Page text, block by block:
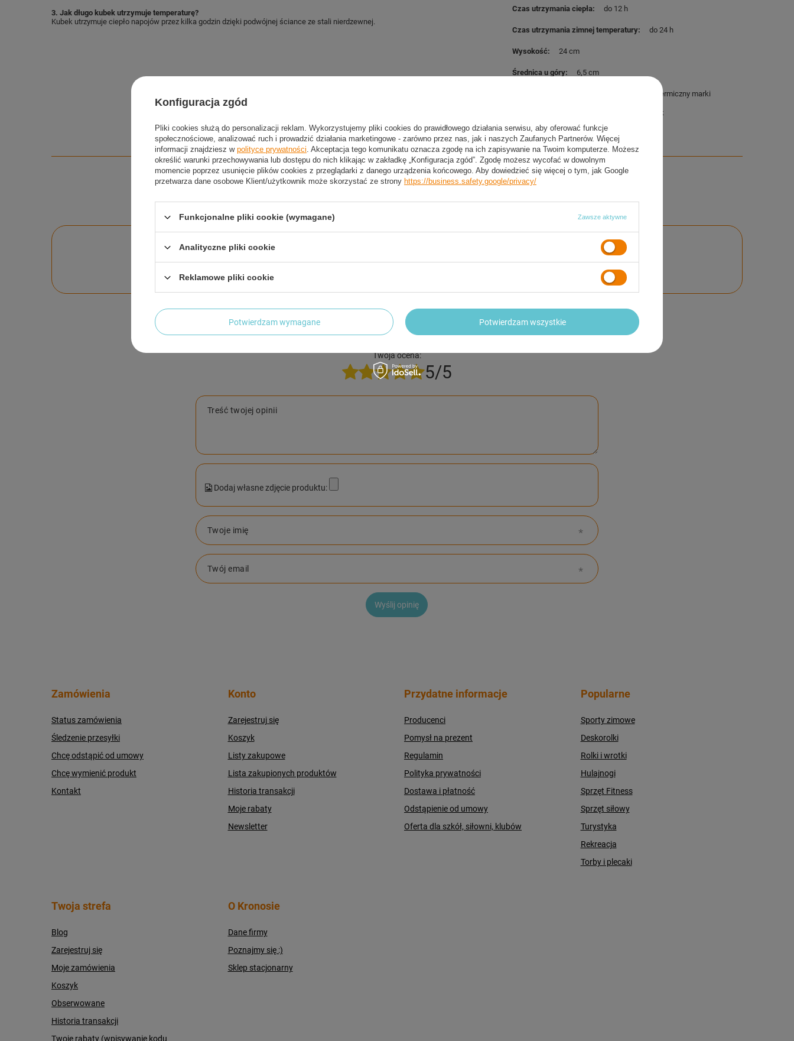
3. Jak długo kubek utrzymuje temperaturę?
Kubek utrzymuje ciepło napojów przez kilka godzin dzięki podwójnej ściance ze stali nierdzewnej.
Czas utrzymania ciepła do 12 h
Czas utrzymania zimnej temperatury do 24 h
Wysokość 24 cm
Średnica u góry 6,5 cm
Nowy, oryginalny kubek termiczny marki
nasz firmowy kalendarzyk
2 LETNIA GWARANCJA PRODUCENTA
Potrzebujesz pomocy? Masz pytania?
Zadaj pytanie a my odpowiemy niezwłocznie, najciekawsze pytania i odpowiedzi
NAPISZ SWOJĄ OPINIĘ
Twoja ocena:
5/5
Treść twojej opinii
Dodaj własne zdjęcie produktu:
Twoje imię
Twój email
Wyślij opinię
Zamówienia
Status zamówienia
Śledzenie przesyłki
Chcę odstąpić od umowy
Chcę wymienić produkt
Kontakt
Konto
Zarejestruj się
Koszyk
Listy zakupowe
Lista zakupionych produktów
Historia transakcji
Moje rabaty
Newsletter
Przydatne informacje
Producenci
Pomysł na prezent
Regulamin
Polityka prywatności
Dostawa i płatność
Odstąpienie od umowy
Oferta dla szkół, siłowni, klubów
Popularne
Sporty zimowe
Deskorolki
Rolki i wrotki
Hulajnogi
Sprzęt Fitness
Sprzęt siłowy
Turystyka
Rekreacja
Torby i plecaki
Twoja strefa
Blog
Zarejestruj się
Moje zamówienia
Koszyk
Obserwowane
Historia transakcji
Twoje rabaty (wpisywanie kodu
O Kronosie
Dane firmy
Poznajmy się :)
Sklep stacjonarny
Konfiguracja zgód
Pliki cookies służą do personalizacji reklam. Wykorzystujemy pliki cookies do prawidłowego działania serwisu, aby oferować funkcje
społecznościowe, analizować ruch i prowadzić działania marketingowe - zarówno przez nas, jak i naszych Zaufanych Partnerów. Więcej
informacji znajdziesz w polityce prywatności. Akceptacja tego komunikatu oznacza zgodę na ich zapisywanie na Twoim komputerze. Możesz
określić warunki przechowywania lub dostępu do nich klikając w zakładkę „Konfiguracja zgód”. Zgodę możesz wycofać w dowolnym
momencie poprzez usunięcie plików cookies z przeglądarki z danego urządzenia końcowego. Aby dowiedzieć się więcej o tym, jak Google
przetwarza dane osobowe Klient/użytkownik może skorzystać ze strony https://business.safety.google/privacy/
Funkcjonalne pliki cookie (wymagane) Zawsze aktywne
Analityczne pliki cookie
Reklamowe pliki cookie
Potwierdzam wymagane Potwierdzam wszystkie